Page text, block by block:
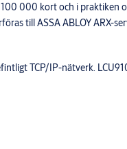
000 kort och i praktiken
till ASSA ABLOY ARX-
TCP/IP-nätverk.